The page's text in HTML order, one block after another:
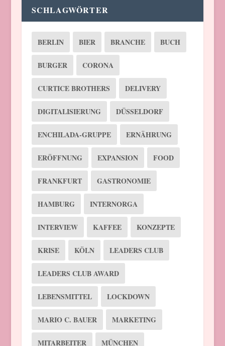
SCHLAGWÖRTER
BERLIN BIER BRANCHE BUCH
BURGER CORONA
CURTICE BROTHERS DELIVERY
DIGITALISIERUNG DÜSSELDORF
ENCHILADA-GRUPPE ERNÄHRUNG
ERÖFFNUNG EXPANSION FOOD
FRANKFURT GASTRONOMIE
HAMBURG INTERNORGA
INTERVIEW KAFFEE KONZEPTE
KRISE KÖLN LEADERS CLUB
LEADERS CLUB AWARD
LEBENSMITTEL LOCKDOWN
MARIO C. BAUER MARKETING
MITARBEITER MÜNCHEN